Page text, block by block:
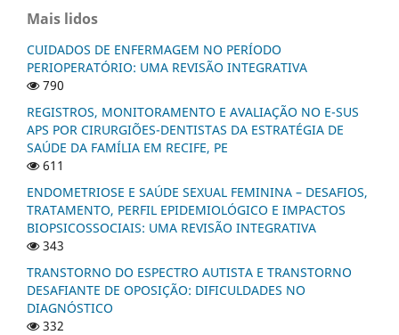
Mais lidos
CUIDADOS DE ENFERMAGEM NO PERÍODO
PERIOPERATÓRIO: UMA REVISÃO INTEGRATIVA
790
REGISTROS, MONITORAMENTO E AVALIAÇÃO NO E-SUS
APS POR CIRURGIÕES-DENTISTAS DA ESTRATÉGIA DE
SAÚDE DA FAMÍLIA EM RECIFE, PE
611
ENDOMETRIOSE E SAÚDE SEXUAL FEMININA – DESAFIOS,
TRATAMENTO, PERFIL EPIDEMIOLÓGICO E IMPACTOS
BIOPSICOSSOCIAIS: UMA REVISÃO INTEGRATIVA
343
TRANSTORNO DO ESPECTRO AUTISTA E TRANSTORNO
DESAFIANTE DE OPOSIÇÃO: DIFICULDADES NO
DIAGNÓSTICO
332